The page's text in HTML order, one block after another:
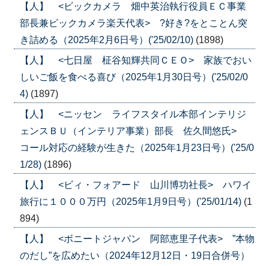
【人】 <ビックカメラ 畑中英治執行役員ＥＣ事業
部長兼ビックカメラ楽天代表> ?好き?をとことん突
き詰める（2025年2月6日号）('25/02/10) (1898)
【人】 <七日屋 柾谷知輝共同ＣＥＯ> 家族でおい
しいご飯を食べる喜び（2025年1月30日号）('25/02/0
4) (1897)
【人】 <ニッセン ライフスタイル本部インテリジ
ェンスＢＵ（インテリア事業）部長 佐久間悠氏>
コール対応の経験が生きた（2025年1月23日号）('25/0
1/28) (1896)
【人】 <ビィ・フォアード 山川博功社長> ハワイ
旅行に１０００万円（2025年1月9日号）('25/01/14) (1
894)
【人】 <ボニートジャパン 阿部恵里子代表> ”本物
のだし”を広めたい（2024年12月12日・19日合併号）